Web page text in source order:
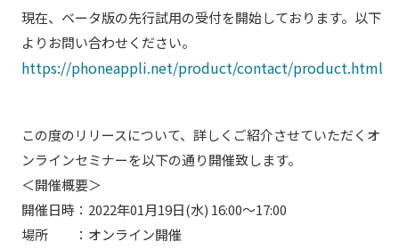
現在、ベータ版の先行試用の受付を開始しております。以下
よりお問い合わせください。
https://phoneappli.net/product/contact/product.html
この度のリリースについて、詳しくご紹介させていただくオ
ンラインセミナーを以下の通り開催致します。
＜開催概要＞
開催日時：2022年01月19日(水) 16:00～17:00
場所 ：オンライン開催